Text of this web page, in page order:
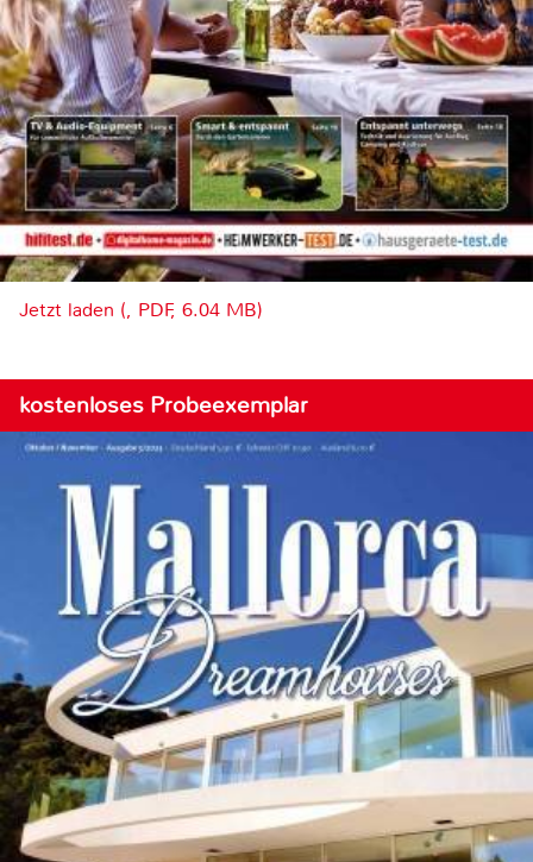
Jetzt laden (, PDF, 6.04 MB)
kostenloses Probeexemplar